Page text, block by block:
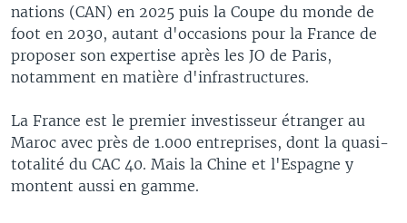
nations (CAN) en 2025 puis la Coupe du monde de
foot en 2030, autant d'occasions pour la France de
proposer son expertise après les JO de Paris,
notamment en matière d'infrastructures.
La France est le premier investisseur étranger au
Maroc avec près de 1.000 entreprises, dont la quasi-
totalité du CAC 40. Mais la Chine et l'Espagne y
montent aussi en gamme.